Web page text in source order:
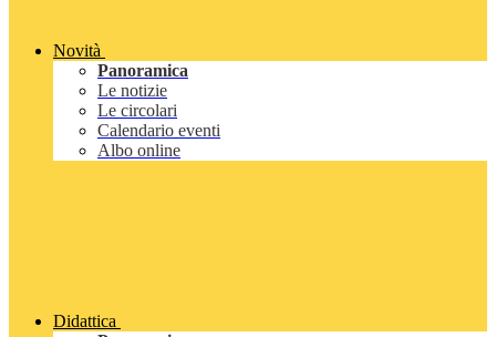
Novità
Panoramica
Le notizie
Le circolari
Calendario eventi
Albo online
Didattica